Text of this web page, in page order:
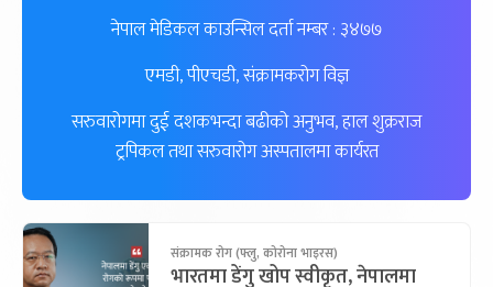
नेपाल मेडिकल काउन्सिल दर्ता नम्बर : ३४७७
एमडी, पीएचडी, संक्रामकरोग विज्ञ
सरुवारोगमा दुई दशकभन्दा बढीको अनुभव, हाल शुक्रराज
ट्रपिकल तथा सरुवारोग अस्पतालमा कार्यरत
संक्रामक रोग (फ्लु, कोरोना भाइरस)
भारतमा डेंगु खोप स्वीकृत, नेपालमा